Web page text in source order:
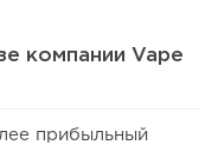
компании Vape
прибыльный